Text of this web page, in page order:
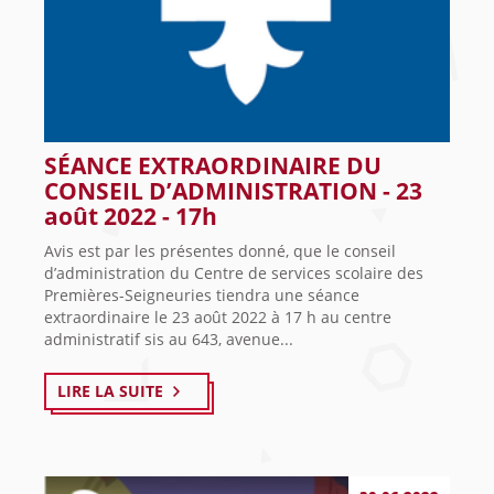
SÉANCE EXTRAORDINAIRE DU
CONSEIL D’ADMINISTRATION - 23
août 2022 - 17h
Avis est par les présentes donné, que le conseil
d’administration du Centre de services scolaire des
Premières-Seigneuries tiendra une séance
extraordinaire le 23 août 2022 à 17 h au centre
administratif sis au 643, avenue...
LIRE LA SUITE